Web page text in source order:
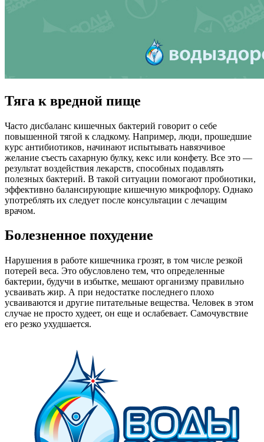
Тяга к вредной пище
Часто дисбаланс кишечных бактерий говорит о себе
повышенной тягой к сладкому. Например, люди, прошедшие
курс антибиотиков, начинают испытывать навязчивое
желание съесть сахарную булку, кекс или конфету. Все это —
результат воздействия лекарств, способных подавлять
полезных бактерий. В такой ситуации помогают пробиотики,
эффективно балансирующие кишечную микрофлору. Однако
употреблять их следует после консультации с лечащим
врачом.
Болезненное похудение
Нарушения в работе кишечника грозят, в том числе резкой
потерей веса. Это обусловлено тем, что определенные
бактерии, будучи в избытке, мешают организму правильно
усваивать жир. А при недостатке последнего плохо
усваиваются и другие питательные вещества. Человек в этом
случае не просто худеет, он еще и ослабевает. Самочувствие
его резко ухудшается.